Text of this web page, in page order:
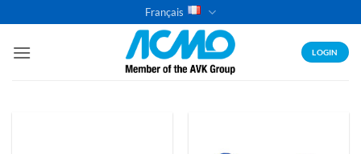
au
contenu
Français
LOGIN